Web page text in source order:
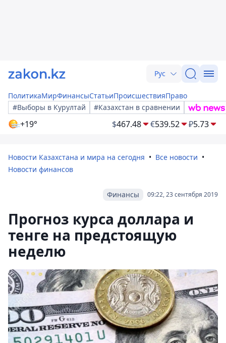
Рус
ПолитикаМирФинансыСтатьиПроисшествияПраво
#Выборы в Курултай
#Казахстан в сравнении
+19° $467.48 €539.52 ₽5.73
Новости Казахстана и мира на сегодня
Все новости
Новости финансов
09:22, 23 сентября 2019
Финансы
Прогноз курса доллара и
тенге на предстоящую
неделю